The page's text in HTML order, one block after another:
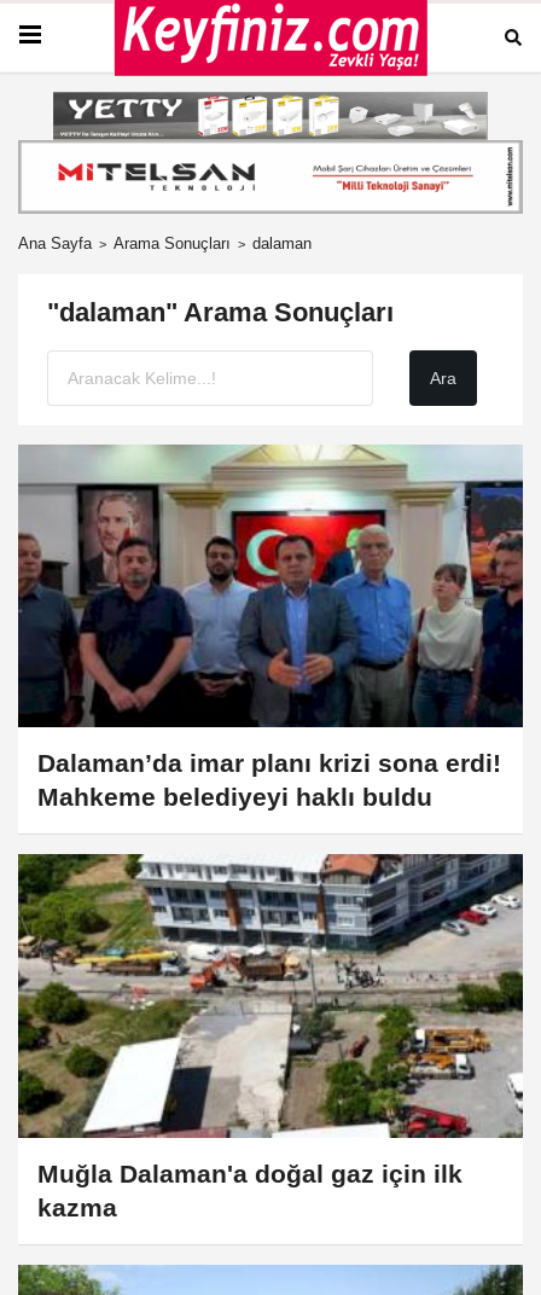
Ana Sayfa Arama Sonuçları dalaman
"dalaman" Arama Sonuçları
Dalaman’da imar planı krizi sona erdi!
Mahkeme belediyeyi haklı buldu
Muğla Dalaman'a doğal gaz için ilk
kazma